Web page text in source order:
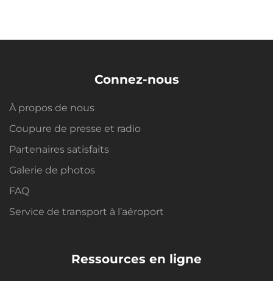
Connez-nous
À propos de nous
Coupure de presse et radio
Partenaires satisfaits
Galerie de photos
FAQ
Service de transport à l’aéroport
Ressources en ligne